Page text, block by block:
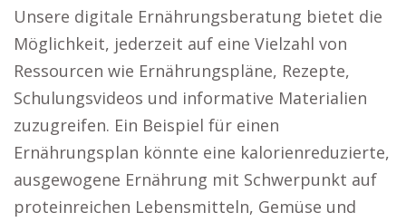
Unsere digitale Ernährungsberatung bietet die
Möglichkeit, jederzeit auf eine Vielzahl von
Ressourcen wie Ernährungspläne, Rezepte,
Schulungsvideos und informative Materialien
zuzugreifen. Ein Beispiel für einen
Ernährungsplan könnte eine kalorienreduzierte,
ausgewogene Ernährung mit Schwerpunkt auf
proteinreichen Lebensmitteln, Gemüse und